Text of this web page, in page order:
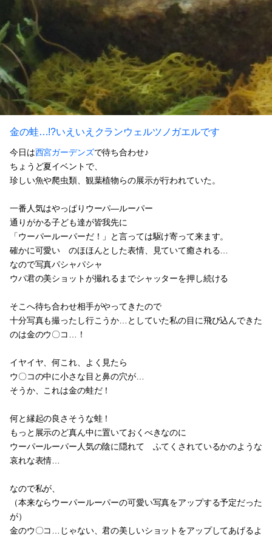
金の蛙…!?いえいえクランウェルツノガエルです
今日は西宮ガーデンズで待ち合わせ♪
ちょうど夏イベントで、
珍しい魚や爬虫類、観葉植物らの展示が行われていた。
一番人気はやっぱりウーパ―ルーパー
通りがかる子ども達が皆我先に
「ウーパールーパーだ！」と言っては駆け寄って来ます。
確かに可愛い のほほんとした表情、見ていて癒される…
なので写真パシャパシャ
ウパ君の美ショットが撮れるまでシャッターを押し続ける
そこへ待ち合わせ相手がやってきたので
十分写真も撮ったし行こうか…としていた私の目に飛び込んできた
のは金のウ〇コ…！
イヤイヤ、何これ、よく見たら
ウ〇コの中に小さな目と鼻の穴が…
そうか、これは金の蛙だ！
何と縁起の良さそうな蛙！
もっと展示のど真ん中に置いておくべきなのに
ウーパールーパー人気の陰に隠れて ふてくされているかのような
哀れな表情…
なので私が、
（本来ならウーパールーパーの可愛い写真をアップする予定だった
が）
金のウ〇コ…じゃない、君の美しいショットをアップしてあげるよ